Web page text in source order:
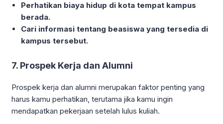
Perhatikan biaya hidup di kota tempat kampus
berada.
Cari informasi tentang beasiswa yang tersedia di
kampus tersebut.
7. Prospek Kerja dan Alumni
Prospek kerja dan alumni merupakan faktor penting yang
harus kamu perhatikan, terutama jika kamu ingin
mendapatkan pekerjaan setelah lulus kuliah.